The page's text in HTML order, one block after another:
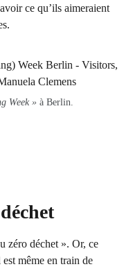
ce qu’ils aimeraient
Week »à Berlin.
zéro déchet ». Or, ce
même en train de